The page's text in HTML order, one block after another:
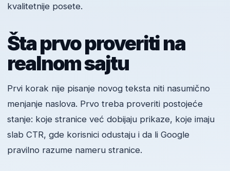
kvalitetnije posete.
Šta prvo proveriti na
realnom sajtu
Prvi korak nije pisanje novog teksta niti nasumično
menjanje naslova. Prvo treba proveriti postojeće
stanje: koje stranice već dobijaju prikaze, koje imaju
slab CTR, gde korisnici odustaju i da li Google
pravilno razume nameru stranice.